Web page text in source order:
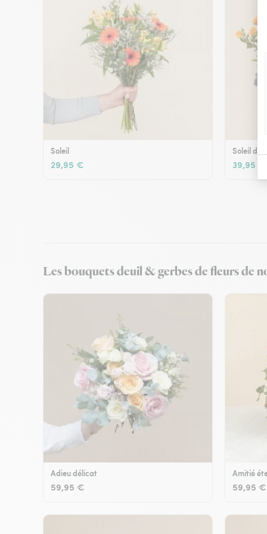
Soleil
29,95 €
Soleil
39,95 €
Les bouquets deuil & gerbes de fleurs de
Adieu délicat
59,95 €
Amitié
59,95 €